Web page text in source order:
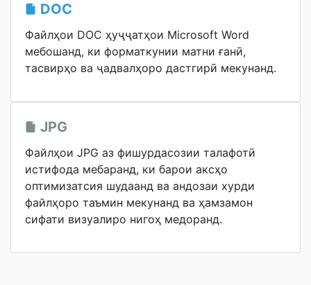
DOC
Файлҳои DOC ҳуҷҷатҳои Microsoft Word
мебошанд, ки форматкунии матни ғанӣ,
тасвирҳо ва ҷадвалҳоро дастгирӣ мекунанд.
JPG
Файлҳои JPG аз фишурдасозии талафотӣ
истифода мебаранд, ки барои аксҳо
оптимизатсия шудаанд ва андозаи хурди
файлҳоро таъмин мекунанд ва ҳамзамон
сифати визуалиро нигоҳ медоранд.